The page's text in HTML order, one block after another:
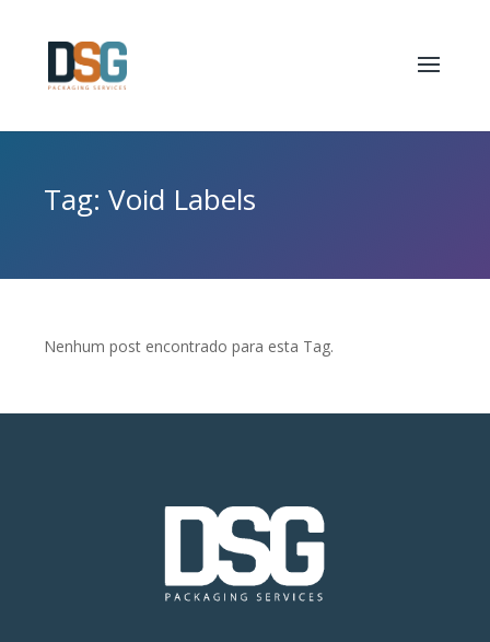
Tag: Void Labels
Nenhum post encontrado para esta Tag.